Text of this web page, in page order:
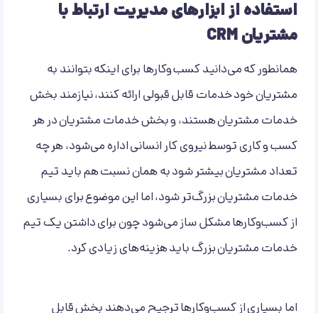
استفاده از ابزارهای مدیریت ارتباط با
مشتریان CRM
همانطور که می‌دانید کسب وکارها برای اینکه بتوانند به
مشتریان خود خدمات قابل قبولی ارائه کنند، نیازمند بخش
خدمات مشتریان هستند، و بخش خدمات مشتریان در هر
کسب و کاری توسط نیروی کار انسانی اداره می‌شود، هر چه
تعداد مشتریان بیشتر شود به همان نسبت هم باید تیم
خدمات مشتریان بزرگ‌تر شود، اما این موضوع برای بسیاری
از کسب‌وکارها مشکل ساز می‌شود چون برای داشتن یک تیم
خدمات مشتریان بزرگ باید هزینه‌های زیادی کرد.
اما بسیاری از کسب‌وکارها ترجیح می‌دهند بخش قابل